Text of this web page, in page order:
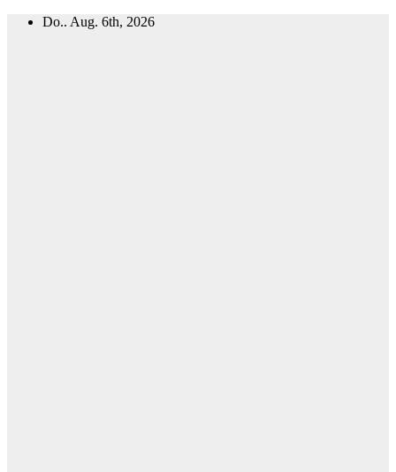
Zum
Do.. Aug. 6th, 2026